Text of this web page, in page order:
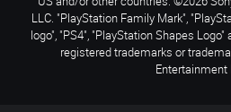
LLC. "PlayStation Family Mark",
logo", "PS4", "PlayStation Shapes
registered trademarks or
Entertainment